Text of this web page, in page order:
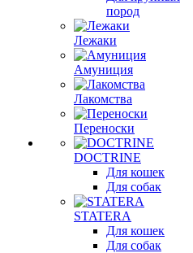
пород
Лежаки
Амуниция
Лакомства
Переноски
DOCTRINE
Для кошек
Для собак
STATERA
Для кошек
Для собак